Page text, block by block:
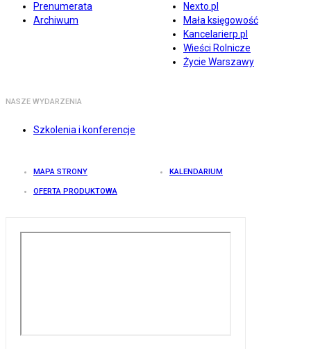
Prenumerata
Archiwum
Nexto.pl
Mała księgowość
Kancelarierp.pl
Wieści Rolnicze
Życie Warszawy
NASZE WYDARZENIA
Szkolenia i konferencje
MAPA STRONY KALENDARIUM
OFERTA PRODUKTOWA